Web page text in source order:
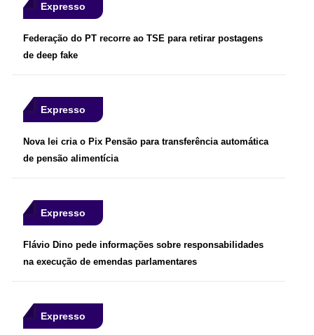
Expresso
Federação do PT recorre ao TSE para retirar postagens
de deep fake
Expresso
Nova lei cria o Pix Pensão para transferência automática
de pensão alimentícia
Expresso
Flávio Dino pede informações sobre responsabilidades
na execução de emendas parlamentares
Expresso